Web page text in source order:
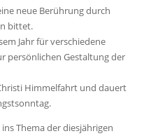
neue Berührung durch
bittet.
Jahr für verschiedene
persönlichen Gestaltung der
Himmelfahrt und dauert
Thema der diesjährigen